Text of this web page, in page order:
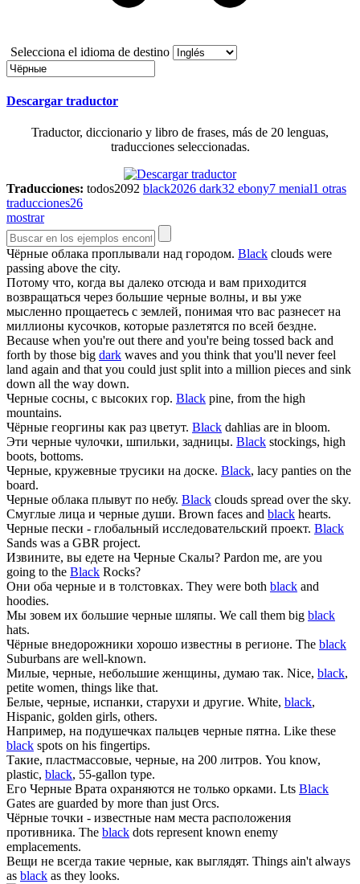
Selecciona el idioma de destino
Descargar traductor
Traductor, diccionario y libro de frases, más de 20 lenguas,
traducciones seleccionadas.
Traducciones: todos2092 black2026 dark32 ebony7 menial1 otras
traducciones26
mostrar
Чёрные облака проплывали над городом. Black clouds were
passing above the city.
Потому что, когда вы далеко отсюда и вам приходится
возвращаться через большие черные волны, и вы уже
мысленно прощаетесь с землей, понимая что вас разнесет на
миллионы кусочков, которые разлетятся по всей бездне.
Because when you're out there and you're being tossed back and
forth by those big dark waves and you think that you'll never feel
land again and that you could just split into a million pieces and sink
down all the way down.
Черные сосны, с высоких гор. Black pine, from the high
mountains.
Чёрные георгины как раз цветут. Black dahlias are in bloom.
Эти черные чулочки, шпильки, задницы. Black stockings, high
boots, bottoms.
Черные, кружевные трусики на доске. Black, lacy panties on the
board.
Черные облака плывут по небу. Black clouds spread over the sky.
Смуглые лица и черные души. Brown faces and black hearts.
Черные пески - глобальный исследовательский проект. Black
Sands was a GBR project.
Извините, вы едете на Черные Скалы? Pardon me, are you
going to the Black Rocks?
Они оба черные и в толстовках. They were both black and
hoodies.
Мы зовем их большие черные шляпы. We call them big black
hats.
Чёрные внедорожники хорошо известны в регионе. The black
Suburbans are well-known.
Милые, черные, небольшие женщины, думаю так. Nice, black,
petite women, things like that.
Белые, черные, испанки, старухи и другие. White, black,
Hispanic, golden girls, others.
Например, на подушечках пальцев черные пятна. Like these
black spots on his fingertips.
Такие, пластмассовые, черные, на 200 литров. You know,
plastic, black, 55-gallon type.
Его Черные Врата охраняются не только орками. Lts Black
Gates are guarded by more than just Orcs.
Чёрные точки - известные нам места расположения
противника. The black dots represent known enemy
emplacements.
Вещи не всегда такие черные, как выглядят. Things ain't always
as black as they looks.